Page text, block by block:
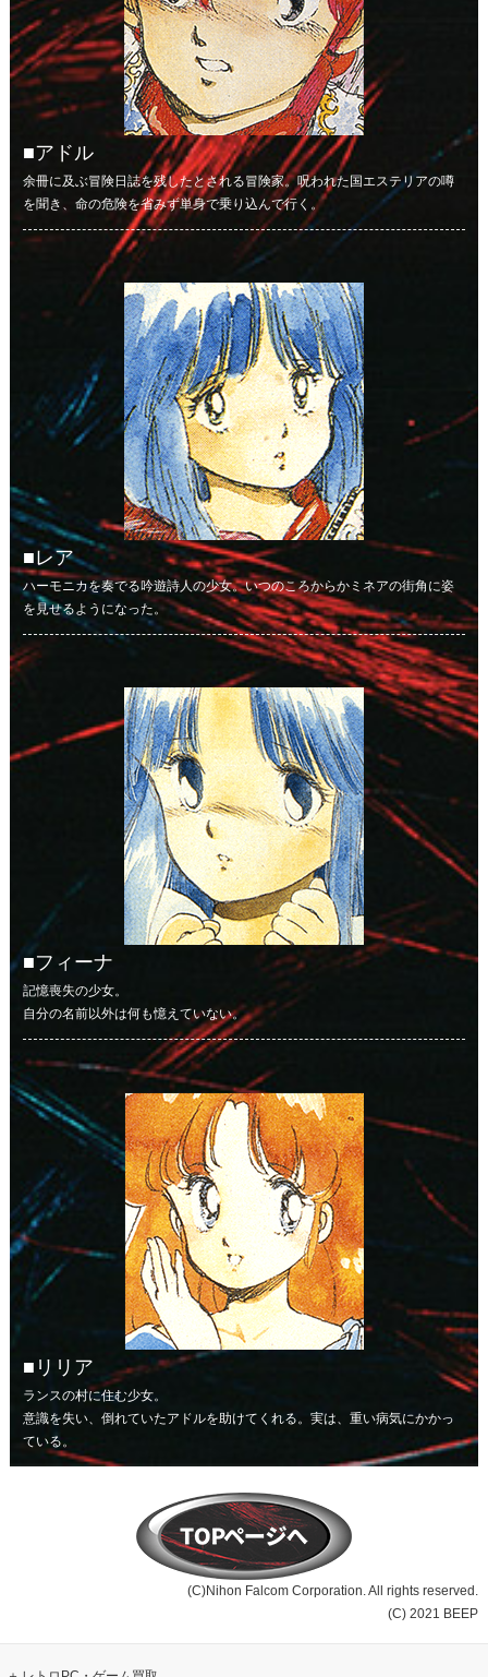
アドル
余冊に及ぶ冒険日誌を残したとされる冒険家。呪われた国エステリアの噂
を聞き、命の危険を省みず単身で乗り込んで行く。
レア
ハーモニカを奏でる吟遊詩人の少女。いつのころからかミネアの街角に姿
を見せるようになった。
フィーナ
記憶喪失の少女。
自分の名前以外は何も憶えていない。
リリア
ランスの村に住む少女。
意識を失い、倒れていたアドルを助けてくれる。実は、重い病気にかかっ
ている。
(C)Nihon Falcom Corporation. All rights reserved.
(C) 2021 BEEP